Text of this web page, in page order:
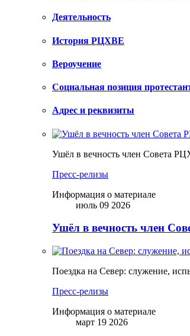
Деятельность
История РЦХВЕ
Вероучение
Социальная позиция
Адрес и реквизиты
Ушёл в вечность член Совета
Пресс-релизы
Информация о материале
июль 09 2026
Ушёл в вечность член
Поездка на Север: служение,
Пресс-релизы
Информация о материале
март 19 2026